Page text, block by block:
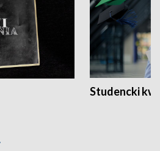
Studencki